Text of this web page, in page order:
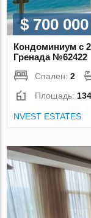
$ 700 000
Кондоминиум с
Гренада №62422
Спален:2
Площадь:
NVEST ESTATES